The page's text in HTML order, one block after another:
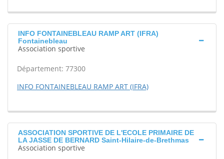
INFO FONTAINEBLEAU RAMP ART (IFRA)
Fontainebleau
Association sportive
Département: 77300
INFO FONTAINEBLEAU RAMP ART (IFRA)
ASSOCIATION SPORTIVE DE L'ECOLE PRIMAIRE DE
LA JASSE DE BERNARD Saint-Hilaire-de-Brethmas
Association sportive